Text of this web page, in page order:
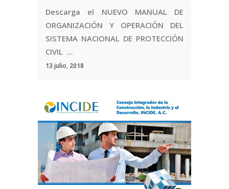
Descarga el NUEVO MANUAL DE
ORGANIZACIÓN Y OPERACIÓN DEL
SISTEMA NACIONAL DE PROTECCIÓN
CIVIL ...
13 julio, 2018